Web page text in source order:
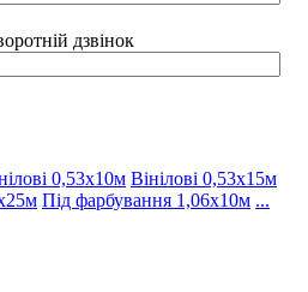
дзвінок
0,53х10м Вінілові 0,53х15м
Під фарбування 1,06х10м ...